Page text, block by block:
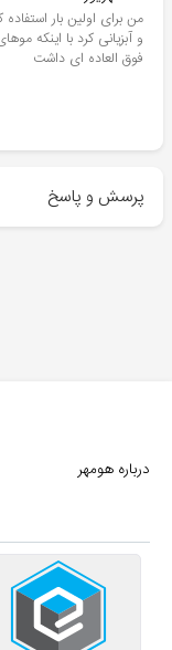
من برای اولین بار
و آبزیانی کرد با اینکه
فوق العاده ای داشت
پرسش و پاسخ
درباره هومهر